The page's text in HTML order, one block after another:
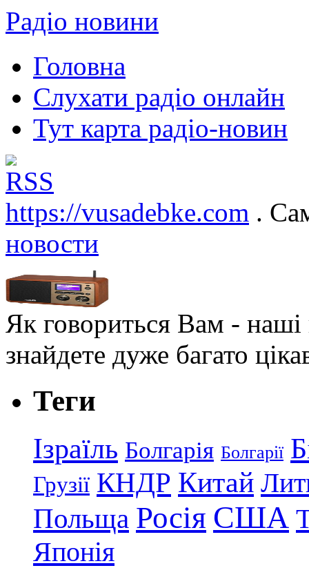
Радіо новини
Головна
Слухати радіо онлайн
Тут карта радіо-новин
https://vusadebke.com .
новости
Як говориться Вам - наші
знайдете дуже багато
Теги
Ізраїль Болгарія Болгарії
Грузії КНДР Китай
Польща Росія США
Японія